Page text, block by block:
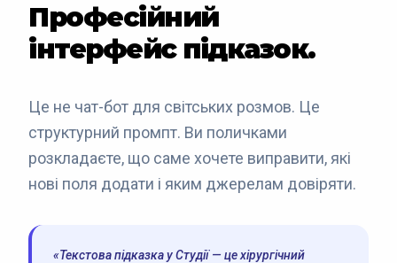
Професійний
інтерфейс підказок.
Це не чат-бот для світських розмов. Це
структурний промпт. Ви поличками
розкладаєте, що саме хочете виправити, які
нові поля додати і яким джерелам довіряти.
«Текстова підказка у Студії — це хірургічний